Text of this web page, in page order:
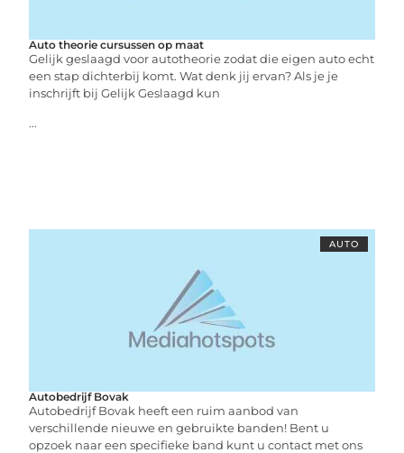
Auto theorie cursussen op maat
Gelijk geslaagd voor autotheorie zodat die eigen auto echt
een stap dichterbij komt. Wat denk jij ervan? Als je je
inschrijft bij Gelijk Geslaagd kun
...
AUTO
Autobedrijf Bovak
Autobedrijf Bovak heeft een ruim aanbod van
verschillende nieuwe en gebruikte banden! Bent u
opzoek naar een specifieke band kunt u contact met ons